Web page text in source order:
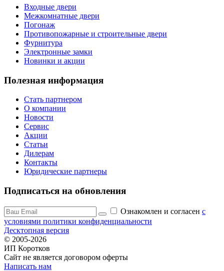
Входные двери
Межкомнатные двери
Погонаж
Противопожарные и строительные двери
Фурнитура
Электронные замки
Новинки и акции
Полезная информация
Стать партнером
О компании
Новости
Сервис
Акции
Статьи
Дилерам
Контакты
Юридические партнеры
Подписаться на обновления
Ознакомлен и согласен c
условиями политики конфиденциальности
Десктопная версия
© 2005-2026
ИП Коротков
Сайт не является договором оферты
Написать нам